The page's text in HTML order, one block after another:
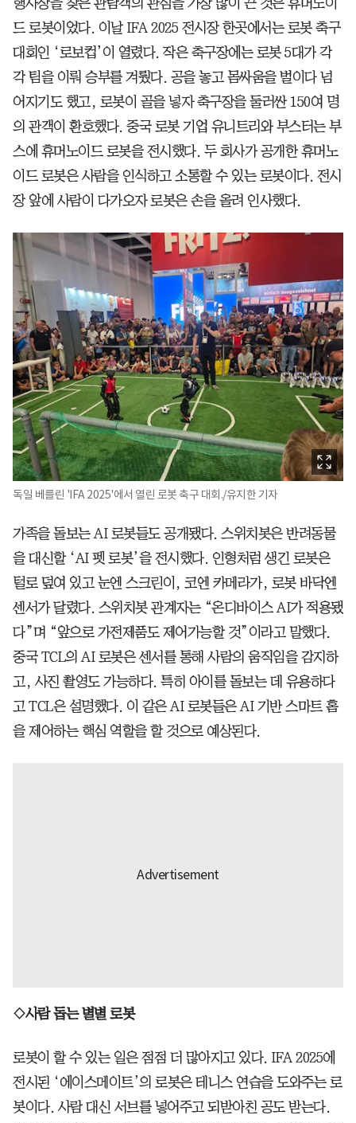
드 로봇이었다. 이날 IFA 2025 전시장 한곳에서는 로봇 축구
대회인 ‘로보컵’이 열렸다. 작은 축구장에는 로봇 5대가 각
각 팀을 이뤄 승부를 겨뤘다. 공을 놓고 몸싸움을 벌이다 넘
어지기도 했고, 로봇이 골을 넣자 축구장을 둘러싼 150여 명
의 관객이 환호했다. 중국 로봇 기업 유니트리와 부스터는 부
스에 휴머노이드 로봇을 전시했다. 두 회사가 공개한 휴머노
이드 로봇은 사람을 인식하고 소통할 수 있는 로봇이다. 전시
장 앞에 사람이 다가오자 로봇은 손을 올려 인사했다.
독일 베를린 'IFA 2025'에서 열린 로봇 축구 대회./유지한 기자
가족을 돌보는 AI 로봇들도 공개됐다. 스위치봇은 반려동물
을 대신할 ‘AI 펫 로봇’을 전시했다. 인형처럼 생긴 로봇은
털로 덮여 있고 눈엔 스크린이, 코엔 카메라가, 로봇 바닥엔
센서가 달렸다. 스위치봇 관계자는 “온디바이스 AI가 적용됐
다”며 “앞으로 가전제품도 제어가능할 것”이라고 말했다.
중국 TCL의 AI 로봇은 센서를 통해 사람의 움직임을 감지하
고, 사진 촬영도 가능하다. 특히 아이를 돌보는 데 유용하다
고 TCL은 설명했다. 이 같은 AI 로봇들은 AI 기반 스마트 홈
을 제어하는 핵심 역할을 할 것으로 예상된다.
◇사람 돕는 별별 로봇
로봇이 할 수 있는 일은 점점 더 많아지고 있다. IFA 2025에
전시된 ‘에이스메이트’의 로봇은 테니스 연습을 도와주는 로
봇이다. 사람 대신 서브를 넣어주고 되받아친 공도 받는다.